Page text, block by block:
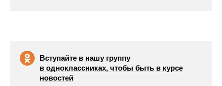
Вступайте в нашу группу
в одноклассниках, чтобы быть в курсе
новостей